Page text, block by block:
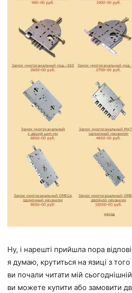
Ну, і нарешті прийшла пора
я думаю, крутиться на язиці з
ви почали читати мій
ви можете купити або замовити